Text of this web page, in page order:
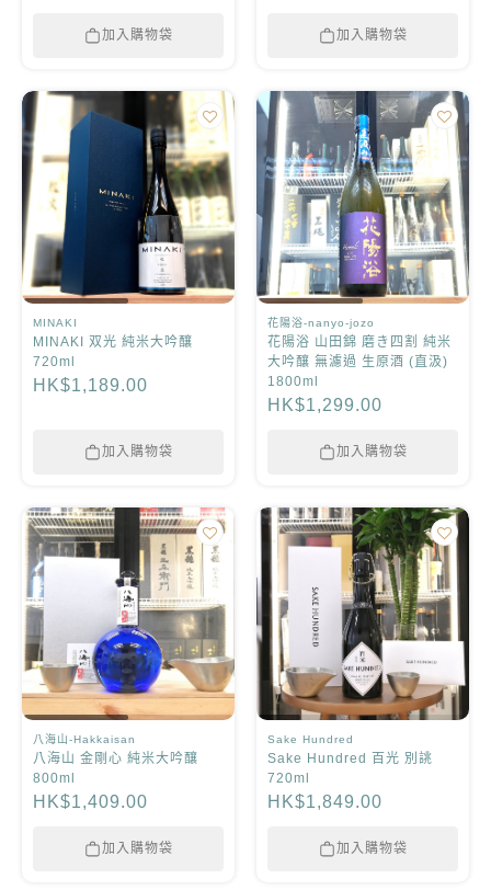
加入購物袋 加入購物袋
MINAKI
MINAKI 双光 純米大吟釀
720ml
HK$1,189.00
加入購物袋
花陽浴-nanyo-jozo
花陽浴 山田錦 磨き四割 純米
大吟釀 無濾過 生原酒 (直汲)
1800ml
HK$1,299.00
加入購物袋
八海山-Hakkaisan
八海山 金剛心 純米大吟釀
800ml
HK$1,409.00
加入購物袋
Sake Hundred
Sake Hundred 百光 別誂
720ml
HK$1,849.00
加入購物袋